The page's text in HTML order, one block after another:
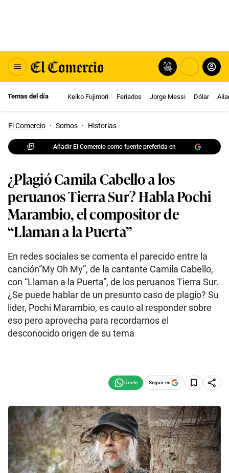
Temas del día Keiko Fujimori Feriados Jorge Messi Dólar
El Comercio · Somos · Historias
Añadir El Comercio como fuente preferida en
¿Plagió Camila Cabello a los
peruanos Tierra Sur? Habla Pochi
Marambio, el compositor de
“Llaman a la Puerta”
En redes sociales se comenta el parecido entre la
canción“My Oh My”, de la cantante Camila Cabello,
con “Llaman a la Puerta”, de los peruanos Tierra Sur.
¿Se puede hablar de un presunto caso de plagio? Su
lider, Pochi Marambio, es cauto al responder sobre
eso pero aprovecha para recordarnos el
desconocido origen de su tema
Seguir en